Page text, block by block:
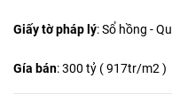
Giấy tờ pháp lý: Sổ hồng -
Gía bán: 300 tỷ ( 917tr/m2 )